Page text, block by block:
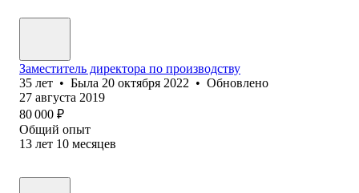
Заместитель директора по производству
35 лет • Была 20 октября 2022 • Обновлено
27 августа 2019
80 000 ₽
Общий опыт
13 лет 10 месяцев